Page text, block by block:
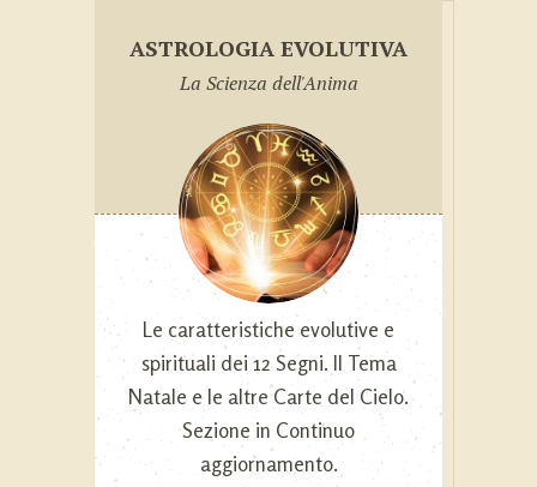
ASTROLOGIA EVOLUTIVA
La Scienza dell'Anima
Le caratteristiche evolutive e
spirituali dei 12 Segni. Il Tema
Natale e le altre Carte del Cielo.
Sezione in Continuo
aggiornamento.